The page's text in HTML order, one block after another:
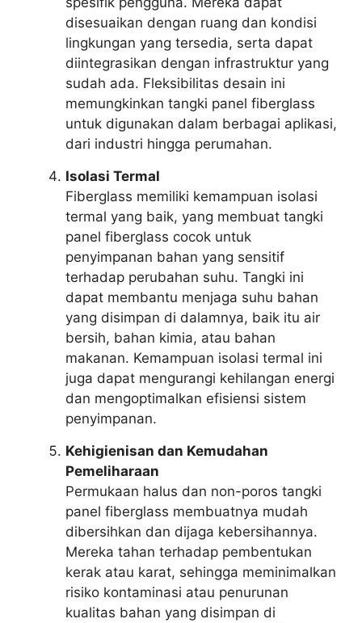
disesuaikan dengan ruang dan kondisi
lingkungan yang tersedia, serta dapat
diintegrasikan dengan infrastruktur yang
sudah ada. Fleksibilitas desain ini
memungkinkan tangki panel fiberglass
untuk digunakan dalam berbagai aplikasi,
dari industri hingga perumahan.
Isolasi Termal
Fiberglass memiliki kemampuan isolasi
termal yang baik, yang membuat tangki
panel fiberglass cocok untuk
penyimpanan bahan yang sensitif
terhadap perubahan suhu. Tangki ini
dapat membantu menjaga suhu bahan
yang disimpan di dalamnya, baik itu air
bersih, bahan kimia, atau bahan
makanan. Kemampuan isolasi termal ini
juga dapat mengurangi kehilangan energi
dan mengoptimalkan efisiensi sistem
penyimpanan.
Kehigienisan dan Kemudahan
Pemeliharaan
Permukaan halus dan non-poros tangki
panel fiberglass membuatnya mudah
dibersihkan dan dijaga kebersihannya.
Mereka tahan terhadap pembentukan
kerak atau karat, sehingga meminimalkan
risiko kontaminasi atau penurunan
kualitas bahan yang disimpan di